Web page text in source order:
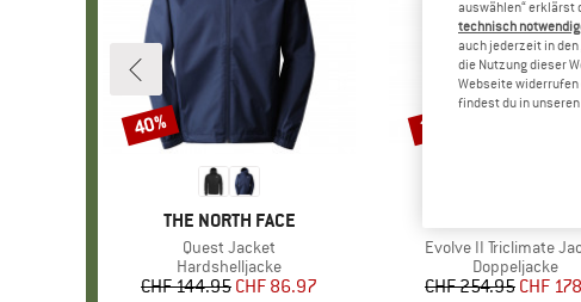
MARKE
THE NORTH FACE
Artikel
Quest Jacket
Produktgruppe
Hardshelljacke
Preis
CHF 144.95reduzierter Preis
CHF 86.97
Rabatt
40%
Artikel
Evolve II Triclimate
Produktgruppe
Doppeljacke
Preis
CHF 254.95 CHF
Rabatt
30%
auswählen“ erklärst
technisch
auch jederzeit in
die Nutzung dieser
Webseite
findest du in unseren